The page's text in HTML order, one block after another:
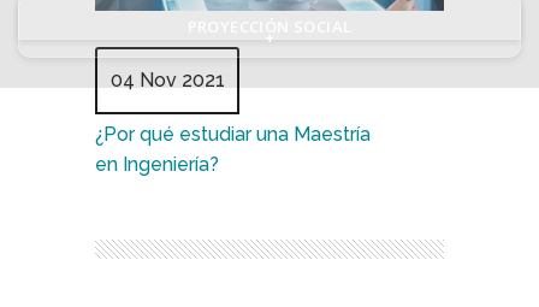
+
04 Nov 2021
¿Por qué estudiar una Maestría
en Ingeniería?